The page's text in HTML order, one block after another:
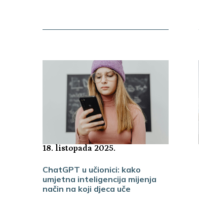
18. listopada 2025.
ChatGPT u učionici: kako
umjetna inteligencija mijenja
način na koji djeca uče